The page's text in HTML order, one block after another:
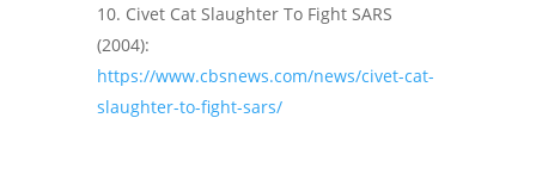
Civet Cat Slaughter To Fight SARS
(2004):
https://www.cbsnews.com/news/civet-cat-
slaughter-to-fight-sars/